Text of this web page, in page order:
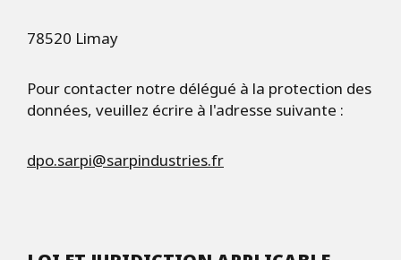
78520 Limay
Pour contacter notre délégué à la protection des
données, veuillez écrire à l'adresse suivante :
dpo.sarpi@sarpindustries.fr